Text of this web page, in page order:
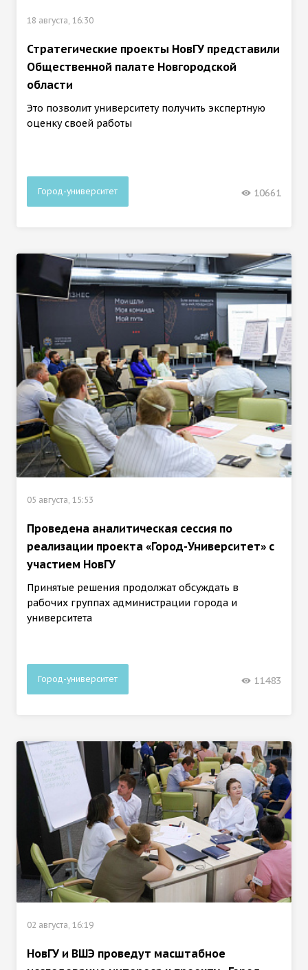
18 августа, 16:30
Стратегические проекты НовГУ представили
Общественной палате Новгородской
области
Это позволит университету получить экспертную
оценку своей работы
Город-университет 10661
05 августа, 15:53
Проведена аналитическая сессия по
реализации проекта «Город-Университет» с
участием НовГУ
Принятые решения продолжат обсуждать в
рабочих группах администрации города и
университета
Город-университет 11483
02 августа, 16:19
НовГУ и ВШЭ проведут масштабное